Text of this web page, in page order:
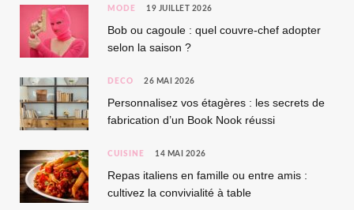
MODE 19 JUILLET 2026
Bob ou cagoule : quel couvre-chef adopter
selon la saison ?
DÉCO 26 MAI 2026
Personnalisez vos étagères : les secrets de
fabrication d’un Book Nook réussi
CUISINE 14 MAI 2026
Repas italiens en famille ou entre amis :
cultivez la convivialité à table